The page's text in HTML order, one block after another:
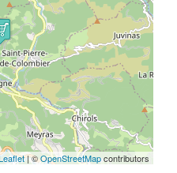
| ©OpenStreetMapcontributors